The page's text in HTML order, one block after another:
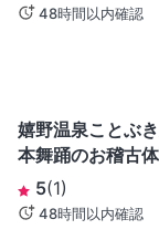
48時間以内確認
嬉野温泉ことぶ
本舞踊のお稽古
5(1)
48時間以内確認